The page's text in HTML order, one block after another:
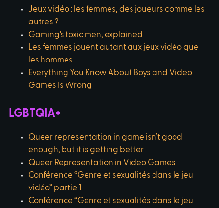
Jeux vidéo : les femmes, des joueurs comme les
autres ?
Gaming’s toxic men, explained
Les femmes jouent autant aux jeux vidéo que
les hommes
Everything You Know About Boys and Video
Games Is Wrong
LGBTQIA+
Queer representation in game isn’t good
enough, but it is getting better
Queer Representation in Video Games
Conférence “Genre et sexualités dans le jeu
vidéo” partie 1
Conférence “Genre et sexualités dans le jeu